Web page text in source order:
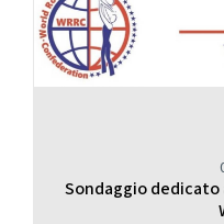
Sondaggio